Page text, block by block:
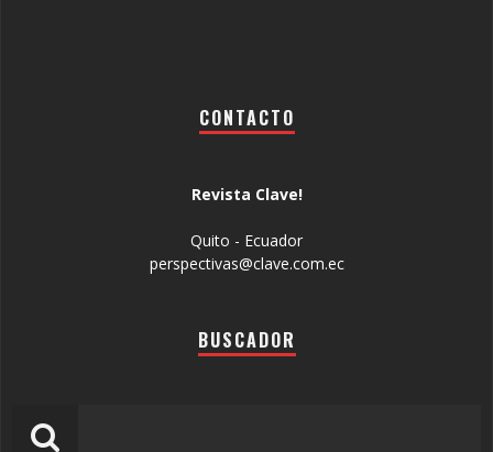
CONTACTO
Revista Clave!
Quito - Ecuador
perspectivas@clave.com.ec
BUSCADOR